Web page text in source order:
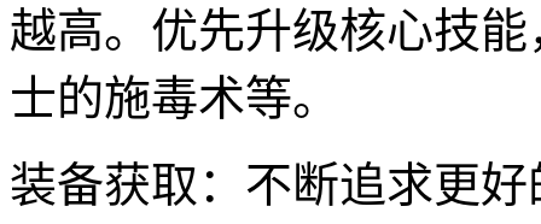
越高。优先升级核心技
士的施毒术等。
装备获取：不断追求更